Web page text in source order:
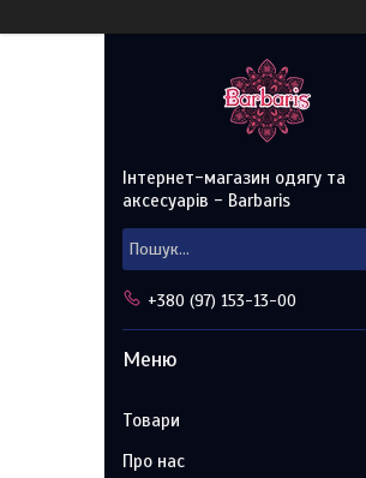
Інтернет-магазин одягу та
аксесуарів - Barbaris
+380 (97) 153-13-00
Товари
Про нас